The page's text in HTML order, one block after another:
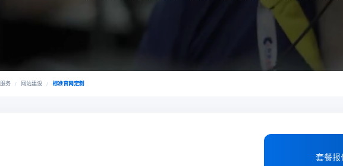
服务 网站建设 标准官网定制
套餐报